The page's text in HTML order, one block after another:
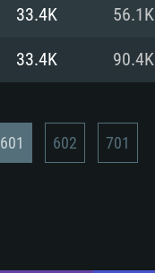
33.4K 56.1K
33.4K 90.4K
601 602 701